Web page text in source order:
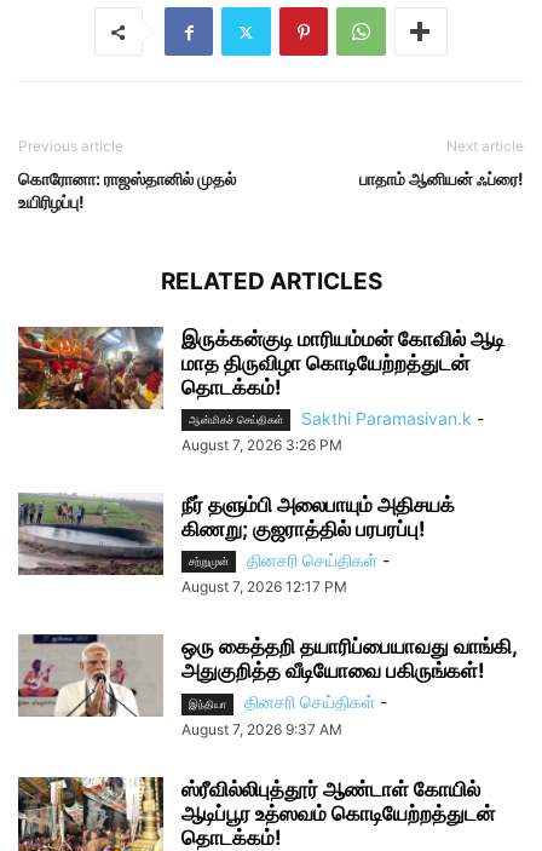
Previous article
கொரோனா: ராஜஸ்தானில் முதல்
உயிரிழப்பு!
Next article
பாதாம் ஆனியன் ஃப்ரை!
RELATED ARTICLES
இருக்கன்குடி மாரியம்மன் கோவில் ஆடி
மாத திருவிழா கொடியேற்றத்துடன்
தொடக்கம்!
ஆன்மிகச் செய்திகள் Sakthi Paramasivan.k -
August 7, 2026 3:26 PM
நீர் தளும்பி அலைபாயும் அதிசயக்
கிணறு; குஜராத்தில் பரபரப்பு!
சற்றுமுன் தினசரி செய்திகள் -
August 7, 2026 12:17 PM
ஒரு கைத்தறி தயாரிப்பையாவது வாங்கி,
அதுகுறித்த வீடியோவை பகிருங்கள்!
இந்தியா தினசரி செய்திகள் -
August 7, 2026 9:37 AM
ஸ்ரீவில்லிபுத்தூர் ஆண்டாள் கோயில்
ஆடிப்பூர உத்ஸவம் கொடியேற்றத்துடன்
தொடக்கம்!